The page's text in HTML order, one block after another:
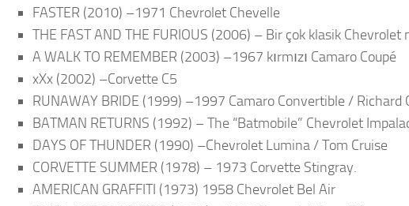
FASTER (2010) –1971 Chevrolet Chevelle
THE FAST AND THE FURIOUS (2006) – Bir çok klasik Chevrolet
A WALK TO REMEMBER (2003) –1967 kırmızı Camaro Coupé
xXx (2002) –Corvette C5
RUNAWAY BRIDE (1999) –1997 Camaro Convertible / Richard
BATMAN RETURNS (1992) – The “Batmobile” Chevrolet
DAYS OF THUNDER (1990) –Chevrolet Lumina / Tom Cruise
CORVETTE SUMMER (1978) – 1973 Corvette Stingray.
AMERICAN GRAFFITI (1973) 1958 Chevrolet Bel Air